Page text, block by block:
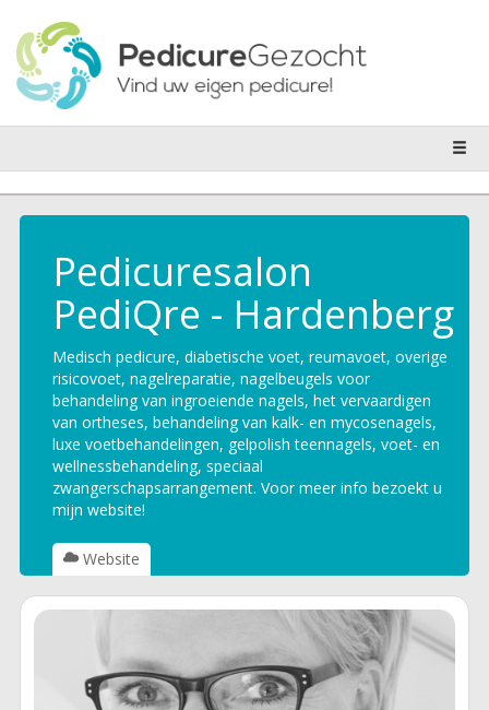
Pedicuresalon
PediQre - Hardenberg
Medisch pedicure, diabetische voet, reumavoet, overige
risicovoet, nagelreparatie, nagelbeugels voor
behandeling van ingroeiende nagels, het vervaardigen
van ortheses, behandeling van kalk- en mycosenagels,
luxe voetbehandelingen, gelpolish teennagels, voet- en
wellnessbehandeling, speciaal
zwangerschapsarrangement. Voor meer info bezoekt u
mijn website!
Website